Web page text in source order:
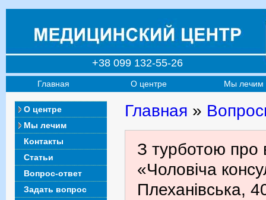
+38 099 132-55-26
Главная О центре Мы лечим
О центре
Мы лечим
Контакты
Статьи
Вопрос-ответ
Задать вопрос
Главная »
З турботою про
«Чоловіча
Плеханівська,